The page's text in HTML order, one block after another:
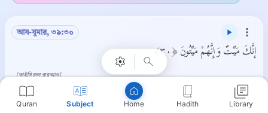
Quran Subject Home Hadith Library
আয-যুমার, ৩৯:৩০
إِنَّكَ مَيِّتٌ وَإِنَّهُمْ مَيِّتُونَ ﴿٣٠﴾
তুমিও মরবে আর তারাও মরবে।
[তাইসিরুল কুরআন]